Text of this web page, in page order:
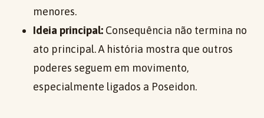
menores.
Ideia principal: Consequência não termina no
ato principal. A história mostra que outros
poderes seguem em movimento,
especialmente ligados a Poseidon.